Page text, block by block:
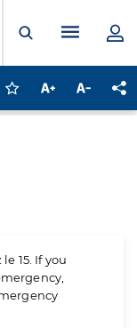
Ouvrir laMenu
Connectez-vous
Augmenter la
15. If you